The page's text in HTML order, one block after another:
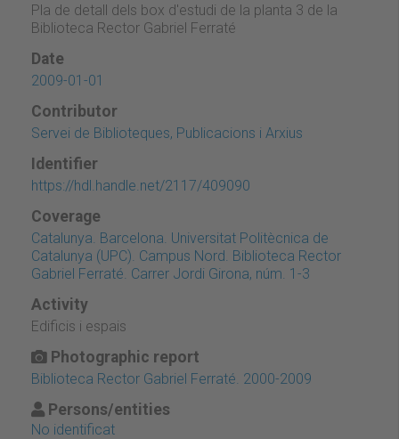
Pla de detall dels box d'estudi de la planta 3 de la
Biblioteca Rector Gabriel Ferraté
Date
2009-01-01
Contributor
Servei de Biblioteques, Publicacions i Arxius
Identifier
https://hdl.handle.net/2117/409090
Coverage
Catalunya. Barcelona. Universitat Politècnica de
Catalunya (UPC). Campus Nord. Biblioteca Rector
Gabriel Ferraté. Carrer Jordi Girona, núm. 1-3
Activity
Edificis i espais
Photographic report
Biblioteca Rector Gabriel Ferraté. 2000-2009
Persons/entities
No identificat